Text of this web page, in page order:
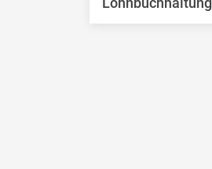
Lohnbuchhaltung